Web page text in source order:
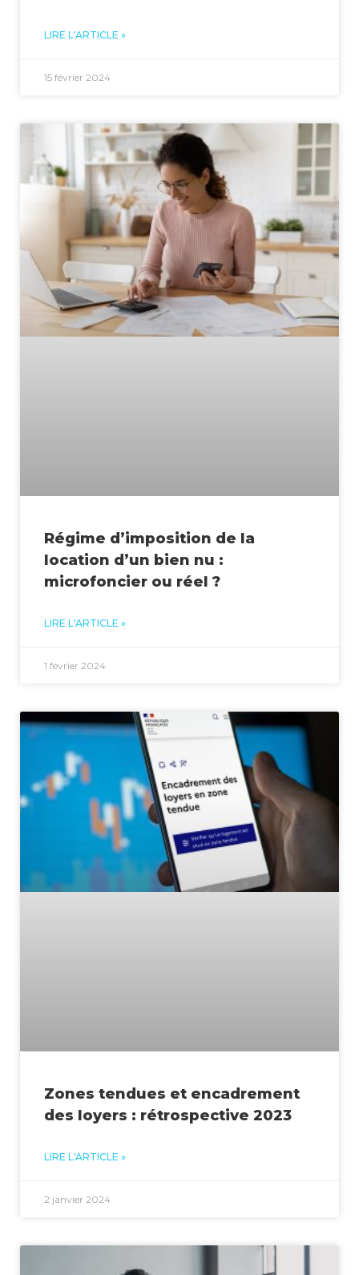
LIRE L'ARTICLE »
15 février 2024
Régime d’imposition de la
location d’un bien nu :
microfoncier ou réel ?
LIRE L'ARTICLE »
1 février 2024
Zones tendues et encadrement
des loyers : rétrospective 2023
LIRE L'ARTICLE »
2 janvier 2024